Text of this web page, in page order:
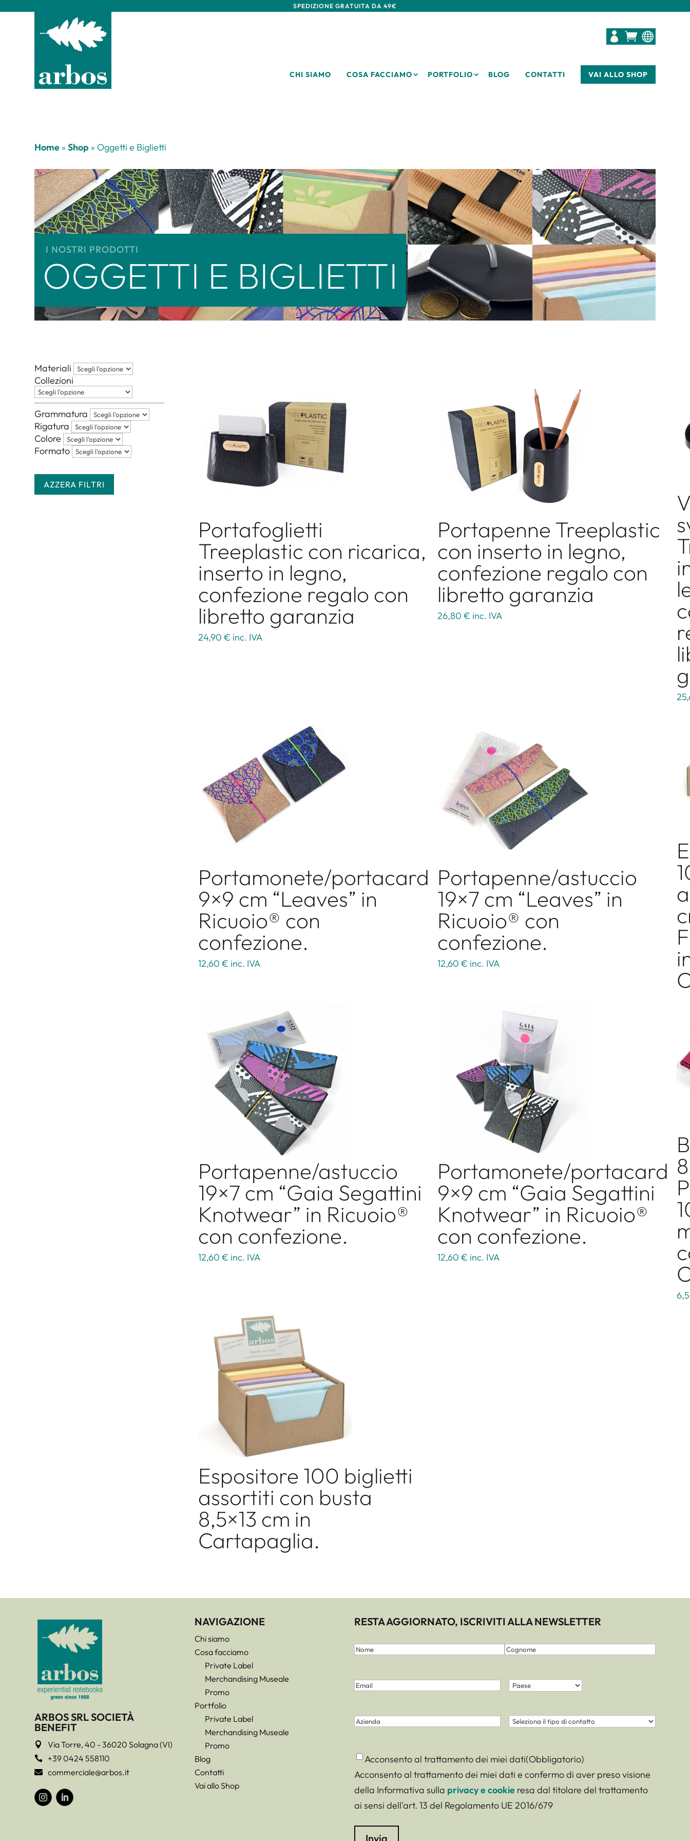
SPEDIZIONE GRATUITA DA 49€
  
CHI SIAMO COSA FACCIAMO PORTFOLIO BLOG CONTATTI VAI ALLO SHOP
Home »Shop » Oggetti e Biglietti
I NOSTRI PRODOTTI
OGGETTI E BIGLIETTI
Materiali
Collezioni
Grammatura
Rigatura
Colore
Formato
AZZERA FILTRI
Portafoglietti
Treeplastic con ricarica,
inserto in legno,
confezione regalo con
libretto garanzia
24,90 € inc. IVA
Portapenne Treeplastic
con inserto in legno,
confezione regalo con
libretto garanzia
26,80 € inc. IVA
Portamonete/portacard
9×9 cm “Leaves” in
Ricuoio® con
confezione.
12,60 € inc. IVA
Portapenne/astuccio
19×7 cm “Leaves” in
Ricuoio® con
confezione.
12,60 € inc. IVA
Portapenne/astuccio
19×7 cm “Gaia Segattini
Knotwear” in Ricuoio®
con confezione.
12,60 € inc. IVA
Portamonete/portacard
9×9 cm “Gaia Segattini
Knotwear” in Ricuoio®
con confezione.
12,60 € inc. IVA
Espositore 100 biglietti
assortiti con busta
8,5×13 cm in
Cartapaglia.
ARBOS SRL SOCIETÀ
BENEFIT
 Via Torre, 40 - 36020 Solagna (VI)
 +39 0424 558110
 commerciale@arbos.it
NAVIGAZIONE
Chi siamo
Cosa facciamo
Private Label
Merchandising Museale
Promo
Portfolio
Private Label
Merchandising Museale
Promo
Blog
Contatti
Vai allo Shop
RESTA AGGIORNATO, ISCRIVITI ALLA NEWSLETTER
Nome
Cognome(Obbligatorio)
Email(Obbligatorio) Paese
(Obbligatorio)
Azienda
Contatto(Obbligatorio)
Consenso(Obbligatorio)
Acconsento al trattamento dei miei dati(Obbligatorio)
Acconsento al trattamento dei miei dati e confermo di aver preso visione
della Informativa sulla privacy e cookie resa dal titolare del trattamento
ai sensi dell'art. 13 del Regolamento UE 2016/679